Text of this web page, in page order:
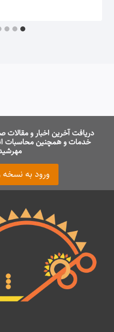
دریافت آخرین اخبار و
خدمات و همچنین محاسبات
ورود به